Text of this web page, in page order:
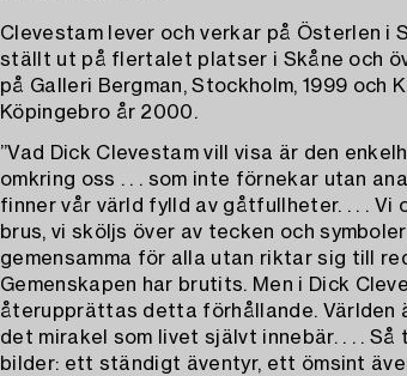
Clevestam lever och verkar på Österlen i
ställt ut på flertalet platser i Skåne och
på Galleri Bergman, Stockholm, 1999 och
Köpingebro år 2000.
”Vad Dick Clevestam vill visa är den
omkring oss . . . som inte förnekar utan
finner vår värld fylld av gåtfullheter. . . . Vi
brus, vi sköljs över av tecken och
gemensamma för alla utan riktar sig till
Gemenskapen har brutits. Men i Dick
återupprättas detta förhållande. Världen
det mirakel som livet självt innebär. . . .
bilder: ett ständigt äventyr, ett ömsint